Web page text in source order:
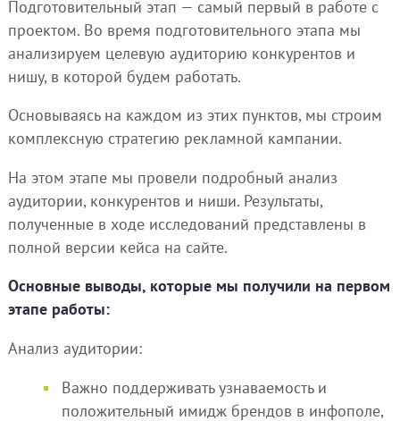
Подготовительный этап — самый первый в работе с
проектом. Во время подготовительного этапа мы
анализируем целевую аудиторию конкурентов и
нишу, в которой будем работать.
Основываясь на каждом из этих пунктов, мы строим
комплексную стратегию рекламной кампании.
На этом этапе мы провели подробный анализ
аудитории, конкурентов и ниши. Результаты,
полученные в ходе исследований представлены в
полной версии кейса на сайте.
Основные выводы, которые мы получили на первом
этапе работы:
Анализ аудитории:
Важно поддерживать узнаваемость и
положительный имидж брендов в инфополе,